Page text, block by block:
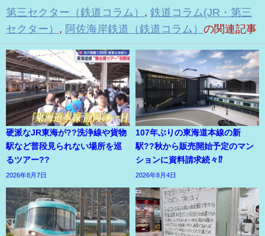
第三セクター（鉄道コラム）
鉄道コラム(JR・第三
セクター）
阿佐海岸鉄道（鉄道コラム） の関連記事
硬派なJR東海が??洗浄線や貨物
駅など普段見られない場所を巡
るツアー??
2026年8月7日
107年ぶりの東海道本線の新
駅??秋から販売開始予定のマン
ションに資料請求続々⁉
2026年8月4日